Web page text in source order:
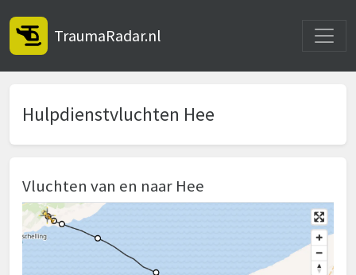
TraumaRadar.nl
Hulpdienstvluchten Hee
Vluchten van en naar Hee